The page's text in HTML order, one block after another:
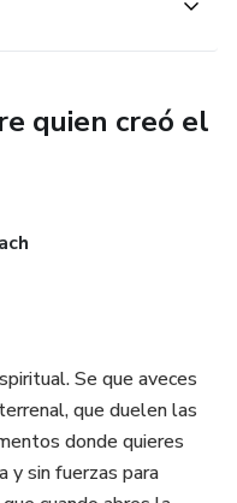
quien creó el
Se que aveces
que duelen las
donde quieres
y sin fuerzas para